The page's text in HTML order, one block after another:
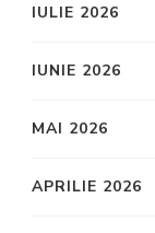
IULIE 2026
IUNIE 2026
MAI 2026
APRILIE 2026